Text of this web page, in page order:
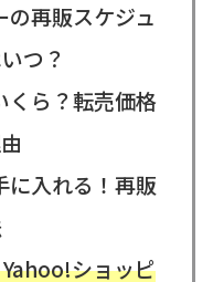
の再販スケジュ
つ？
くら？転売価格
に入れる！再販
ショッピ